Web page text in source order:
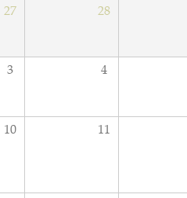
27 28
3 4
10 11